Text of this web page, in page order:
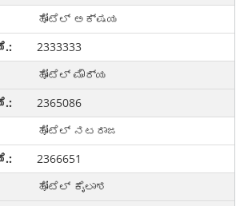
ಹೋಟೆಲ್ ಅಕ್ಷಯ
2333333
ಹೋಟೆಲ್ ಮೌರ್ಯ
2365086
ಹೋಟೆಲ್ ನಟರಾಜ
2366651
ಹೋಟೆಲ್ ಕೈಲಾಶ